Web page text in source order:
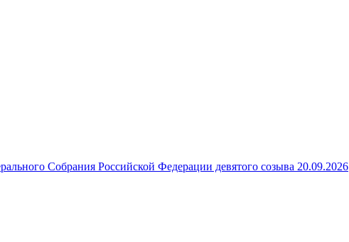
Собрания Российской Федерации девятого созыва 20.09.2026